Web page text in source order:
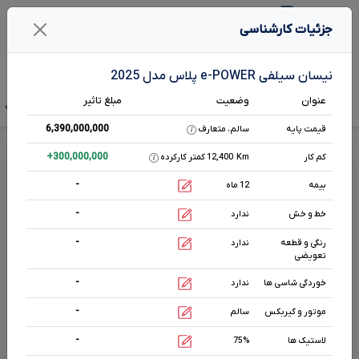
تخمین قیمت قیمت صفر تحلیل بازار هم رده‌ها‌ مشخصات
قیمت نیسان سیلفیe
-
POWERپلاس
مشخصات بیشتر
1200cc
جزئیات کارشناسی
نیسان سیلفی e-POWER پلاس مدل 2025
عنوان وضعیت مبلغ تاثیر
قیمت پایه سالم، متعارف 6,390,000,000
کم کار Km 12,400 کمتر کارکرده 300,000,000
+
بیمه 12 ماه -
خط و خش ندارد -
رنگی و قطعه
تعویضی
ندارد -
خوردگی شاسی ها ندارد -
موتور و گیربکس سالم -
لاستیک ها 75%
-